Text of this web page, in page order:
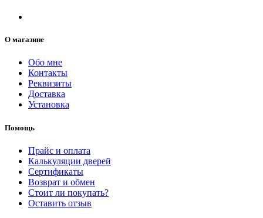
О магазине
Обо мне
Контакты
Реквизиты
Доставка
Установка
Помощь
Прайс и оплата
Калькуляции дверей
Сертификаты
Возврат и обмен
Стоит ли покупать?
Оставить отзыв